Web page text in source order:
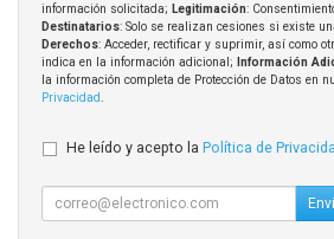
información solicitada; Legitimación:
Destinatarios: Solo se realizan cesiones si existe
Derechos: Acceder, rectificar y suprimir, así como
indica en la información adicional;
Información
la información completa de Protección de Datos en
Privacidad
He leído y acepto la Política de